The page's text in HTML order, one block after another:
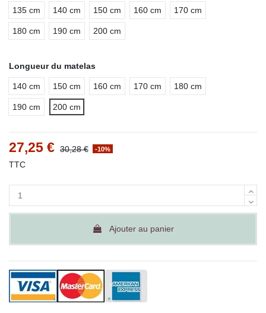
135 cm 140 cm 150 cm 160 cm 170 cm
180 cm 190 cm 200 cm
Longueur du matelas
140 cm 150 cm 160 cm 170 cm 180 cm
190 cm 200 cm
27,25 € 30,28 € -10%
TTC
Ajouter au panier